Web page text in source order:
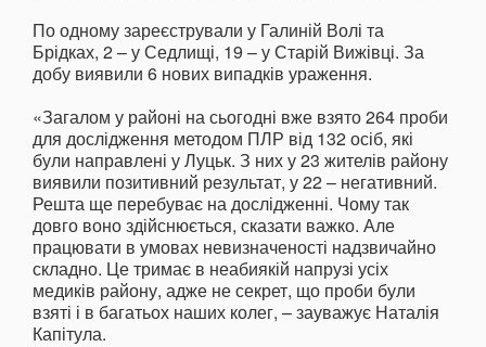
По одному зареєстрували у Галиній Волі та
Брідках, 2 – у Седлищі, 19 – у Старій Вижівці. За
добу виявили 6 нових випадків ураження.
«Загалом у районі на сьогодні вже взято 264 проби
для дослідження методом ПЛР від 132 осіб, які
були направлені у Луцьк. З них у 23 жителів району
виявили позитивний результат, у 22 – негативний.
Решта ще перебуває на дослідженні. Чому так
довго воно здійснюється, сказати важко. Але
працювати в умовах невизначеності надзвичайно
складно. Це тримає в неабиякій напрузі усіх
медиків району, адже не секрет, що проби були
взяті і в багатьох наших колег, – зауважує Наталія
Капітула.